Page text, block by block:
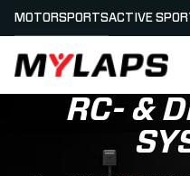
LOGO MYLAPS - GERMAN
MOTORSPORTSACTIVE
RC- &